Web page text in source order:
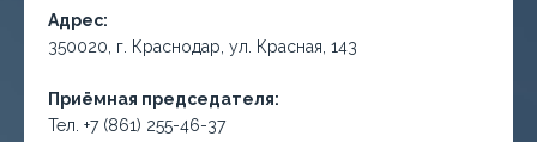
Адрес:
350020, г. Краснодар, ул. Красная, 143
Приёмная председателя:
Тел. +7 (861) 255-46-37